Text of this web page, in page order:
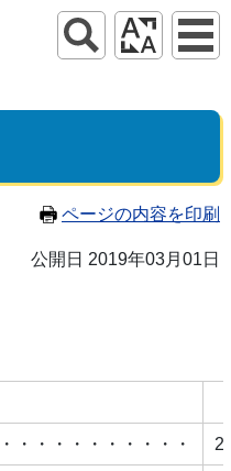
ページの内容を印刷
公開日 2019年03月01日
・・・・・・・・・・・ 2